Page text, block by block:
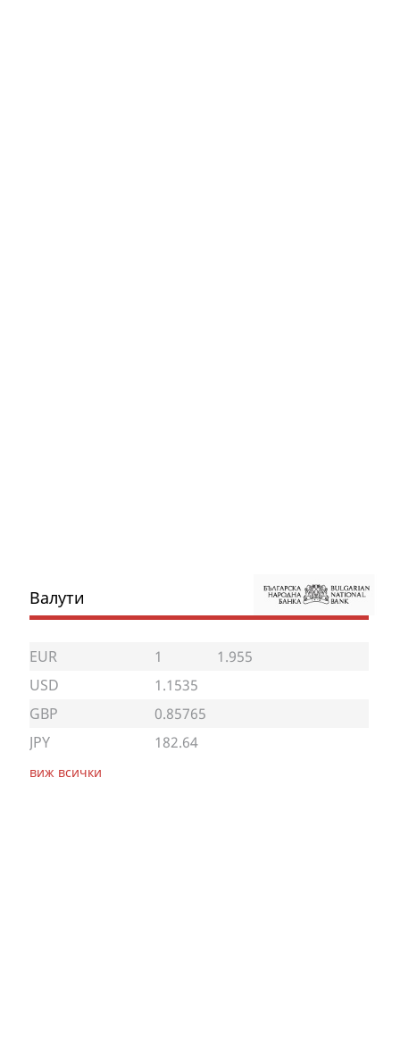
Валути
EUR 1
1.955
USD
1.1535
GBP
0.85765
JPY
182.64
виж всички